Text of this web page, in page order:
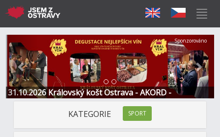
31.10.2026 Královský košt Ostrava - AKORD -
Restaurace a Hotel
Předchozí Další
Sponzorováno
KATEGORIE SPORT